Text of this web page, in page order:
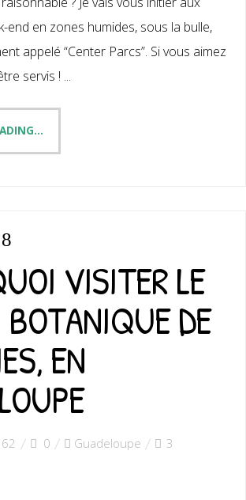
end en zones humides, sous la bulle,
appelé “Center Parcs”. Si vous aimez
servis ! ...
VISITER LE
BOTANIQUE DE
EN
0 Guadeloupe 3